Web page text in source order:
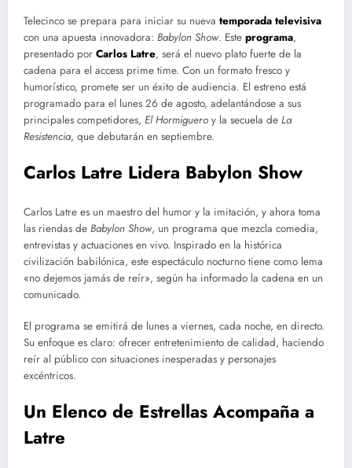
Telecinco se prepara para iniciar su nueva temporada televisiva
con una apuesta innovadora: Babylon Show. Este programa,
presentado por Carlos Latre, será el nuevo plato fuerte de la
cadena para el access prime time. Con un formato fresco y
humorístico, promete ser un éxito de audiencia. El estreno está
programado para el lunes 26 de agosto, adelantándose a sus
principales competidores, El Hormiguero y la secuela de La
Resistencia, que debutarán en septiembre.
Carlos Latre Lidera Babylon Show
Carlos Latre es un maestro del humor y la imitación, y ahora toma
las riendas de Babylon Show, un programa que mezcla comedia,
entrevistas y actuaciones en vivo. Inspirado en la histórica
civilización babilónica, este espectáculo nocturno tiene como lema
«no dejemos jamás de reír», según ha informado la cadena en un
comunicado.
El programa se emitirá de lunes a viernes, cada noche, en directo.
Su enfoque es claro: ofrecer entretenimiento de calidad, haciendo
reír al público con situaciones inesperadas y personajes
excéntricos.
Un Elenco de Estrellas Acompaña a
Latre